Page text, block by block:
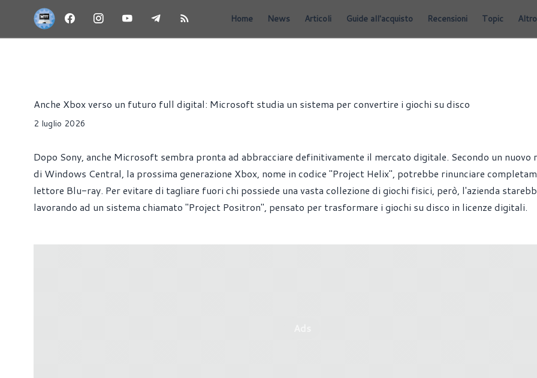
Home News Articoli Guide all'acquisto Recensioni Topic Altro
Anche Xbox verso un futuro full digital: Microsoft studia un sistema per convertire i giochi su disco
2 luglio 2026
Dopo Sony, anche Microsoft sembra pronta ad abbracciare definitivamente il mercato digitale. Secondo un nuovo
di Windows Central, la prossima generazione Xbox, nome in codice "Project Helix", potrebbe rinunciare
lettore Blu-ray. Per evitare di tagliare fuori chi possiede una vasta collezione di giochi fisici, però, l'azienda
lavorando ad un sistema chiamato "Project Positron", pensato per trasformare i giochi su disco in licenze digitali.